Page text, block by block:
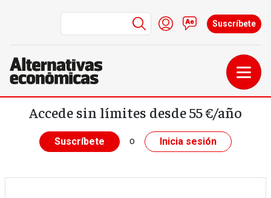
Pasar al contenido principal
Menú de cuenta de
Iniciar sesión
Contacto
Suscríbete
Accede sin límites desde 55 €/año
Suscríbete o Inicia sesión